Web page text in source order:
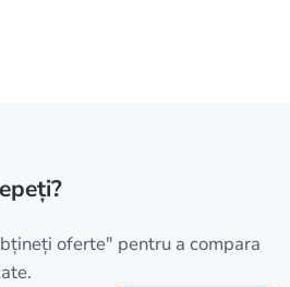
oferte" pentru a compara